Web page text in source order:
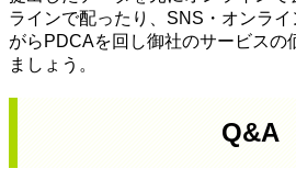
ラインで配ったり、SNS・オンラ
がらPDCAを回し御社のサービスの
ましょう。
Q&A